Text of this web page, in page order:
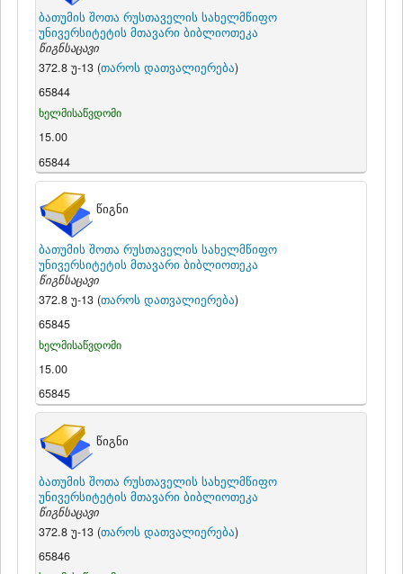
ბათუმის შოთა რუსთაველის სახელმწიფო
უნივერსიტეტის მთავარი ბიბლიოთეკა
წიგნსაცავი
372.8 უ-13 (თაროს დათვალიერება)
65844
ხელმისაწვდომი
15.00
65844
წიგნი
ბათუმის შოთა რუსთაველის სახელმწიფო
უნივერსიტეტის მთავარი ბიბლიოთეკა
წიგნსაცავი
372.8 უ-13 (თაროს დათვალიერება)
65845
ხელმისაწვდომი
15.00
65845
წიგნი
ბათუმის შოთა რუსთაველის სახელმწიფო
უნივერსიტეტის მთავარი ბიბლიოთეკა
წიგნსაცავი
372.8 უ-13 (თაროს დათვალიერება)
65846